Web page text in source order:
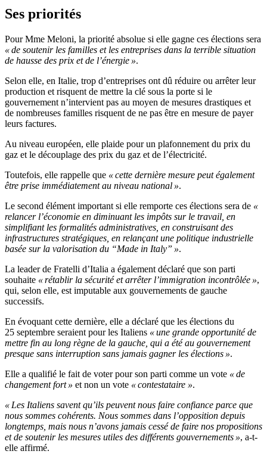
Ses priorités
Pour Mme Meloni, la priorité absolue si elle gagne ces élections sera
« de soutenir les familles et les entreprises dans la terrible situation
de hausse des prix et de l’énergie ».
Selon elle, en Italie, trop d’entreprises ont dû réduire ou arrêter leur
production et risquent de mettre la clé sous la porte si le
gouvernement n’intervient pas au moyen de mesures drastiques et
de nombreuses familles risquent de ne pas être en mesure de payer
leurs factures.
Au niveau européen, elle plaide pour un plafonnement du prix du
gaz et le découplage des prix du gaz et de l’électricité.
Toutefois, elle rappelle que « cette dernière mesure peut également
être prise immédiatement au niveau national ».
Le second élément important si elle remporte ces élections sera de «
relancer l’économie en diminuant les impôts sur le travail, en
simplifiant les formalités administratives, en construisant des
infrastructures stratégiques, en relançant une politique industrielle
basée sur la valorisation du “Made in Italy” ».
La leader de Fratelli d’Italia a également déclaré que son parti
souhaite « rétablir la sécurité et arrêter l’immigration incontrôlée »,
qui, selon elle, est imputable aux gouvernements de gauche
successifs.
En évoquant cette dernière, elle a déclaré que les élections du
25 septembre seraient pour les Italiens « une grande opportunité de
mettre fin au long règne de la gauche, qui a été au gouvernement
presque sans interruption sans jamais gagner les élections ».
Elle a qualifié le fait de voter pour son parti comme un vote « de
changement fort » et non un vote « contestataire ».
« Les Italiens savent qu’ils peuvent nous faire confiance parce que
nous sommes cohérents. Nous sommes dans l’opposition depuis
longtemps, mais nous n’avons jamais cessé de faire nos propositions
et de soutenir les mesures utiles des différents gouvernements », a-t-
elle affirmé.